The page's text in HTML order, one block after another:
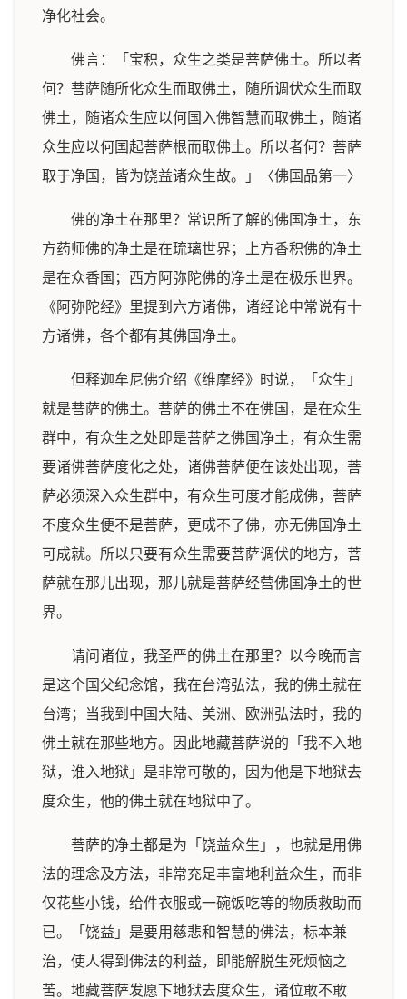
净化社会。
佛言：「宝积，众生之类是菩萨佛土。所以者
何？菩萨随所化众生而取佛土，随所调伏众生而取
佛土，随诸众生应以何国入佛智慧而取佛土，随诸
众生应以何国起菩萨根而取佛土。所以者何？菩萨
取于净国，皆为饶益诸众生故。」〈佛国品第一〉
佛的净土在那里？常识所了解的佛国净土，东
方药师佛的净土是在琉璃世界；上方香积佛的净土
是在众香国；西方阿弥陀佛的净土是在极乐世界。
《阿弥陀经》里提到六方诸佛，诸经论中常说有十
方诸佛，各个都有其佛国净土。
但释迦牟尼佛介绍《维摩经》时说，「众生」
就是菩萨的佛土。菩萨的佛土不在佛国，是在众生
群中，有众生之处即是菩萨之佛国净土，有众生需
要诸佛菩萨度化之处，诸佛菩萨便在该处出现，菩
萨必须深入众生群中，有众生可度才能成佛，菩萨
不度众生便不是菩萨，更成不了佛，亦无佛国净土
可成就。所以只要有众生需要菩萨调伏的地方，菩
萨就在那儿出现，那儿就是菩萨经营佛国净土的世
界。
请问诸位，我圣严的佛土在那里？以今晚而言
是这个国父纪念馆，我在台湾弘法，我的佛土就在
台湾；当我到中国大陆、美洲、欧洲弘法时，我的
佛土就在那些地方。因此地藏菩萨说的「我不入地
狱，谁入地狱」是非常可敬的，因为他是下地狱去
度众生，他的佛土就在地狱中了。
菩萨的净土都是为「饶益众生」，也就是用佛
法的理念及方法，非常充足丰富地利益众生，而非
仅花些小钱，给件衣服或一碗饭吃等的物质救助而
已。「饶益」是要用慈悲和智慧的佛法，标本兼
治，使人得到佛法的利益，即能解脱生死烦恼之
苦。地藏菩萨发愿下地狱去度众生，诸位敢不敢